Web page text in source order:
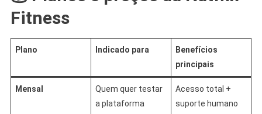
Fitness
Plano Indicado para
Benefícios
principais
Mensal
Quem quer testar
a plataforma
Acesso total +
suporte humano